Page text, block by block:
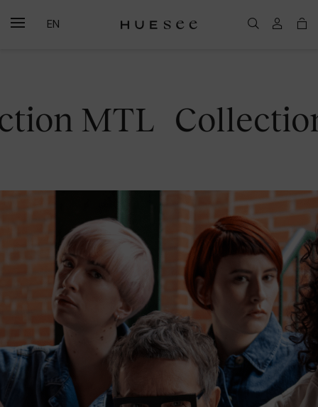
EN
MTL Collection